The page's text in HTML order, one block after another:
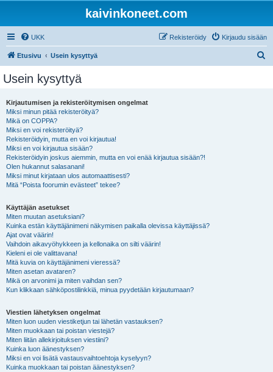
kaivinkoneet.com
UKK Kirjaudu sisään
Rekisteröidy
Etusivu Usein kysyttyä
Usein kysyttyä
Kirjautumisen ja rekisteröitymisen ongelmat
Miksi minun pitää rekisteröityä?
Mikä on COPPA?
Miksi en voi rekisteröityä?
Rekisteröidyin, mutta en voi kirjautua!
Miksi en voi kirjautua sisään?
Rekisteröidyin joskus aiemmin, mutta en voi enää kirjautua sisään?!
Olen hukannut salasanani!
Miksi minut kirjataan ulos automaattisesti?
Mitä “Poista foorumin evästeet” tekee?
Käyttäjän asetukset
Miten muutan asetuksiani?
Kuinka estän käyttäjänimeni näkymisen paikalla olevissa käyttäjissä?
Ajat ovat väärin!
Vaihdoin aikavyöhykkeen ja kellonaika on silti väärin!
Kieleni ei ole valittavana!
Mitä kuvia on käyttäjänimeni vieressä?
Miten asetan avataren?
Mikä on arvonimi ja miten vaihdan sen?
Kun klikkaan sähköpostilinkkiä, minua pyydetään kirjautumaan?
Viestien lähetyksen ongelmat
Miten luon uuden viestiketjun tai lähetän vastauksen?
Miten muokkaan tai poistan viestejä?
Miten liitän allekirjoituksen viestiini?
Kuinka luon äänestyksen?
Miksi en voi lisätä vastausvaihtoehtoja kyselyyn?
Kuinka muokkaan tai poistan äänestyksen?